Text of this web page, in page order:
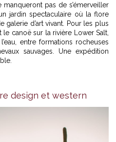
manqueront pas de s’émerveiller
jardin spectaculaire où la flore
d’art vivant. Pour les plus
canoë sur la rivière Lower Salt,
entre formations rocheuses
sauvages. Une expédition
design et western